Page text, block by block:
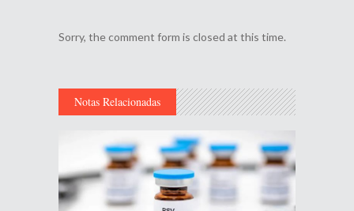
Sorry, the comment form is closed at this time.
Notas Relacionadas